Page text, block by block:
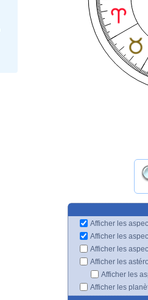
Afficher les
Afficher les
Afficher les
Afficher les
Afficher les
Afficher les